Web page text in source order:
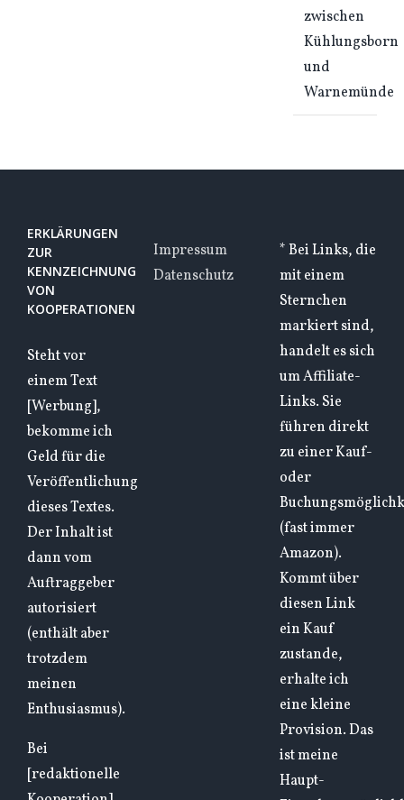
zwischen
Kühlungsborn
und
Warnemünde
ERKLÄRUNGEN
ZUR
KENNZEICHNUNG
VON
KOOPERATIONEN
Steht vor
einem Text
[Werbung],
bekomme ich
Geld für die
Veröffentlichung
dieses Textes.
Der Inhalt ist
dann vom
Auftraggeber
autorisiert
(enthält aber
trotzdem
meinen
Enthusiasmus).
Bei
[redaktionelle
Impressum
Datenschutz
* Bei Links, die
mit einem
Sternchen
markiert sind,
handelt es sich
um Affiliate-
Links. Sie
führen direkt
zu einer Kauf-
oder
(fast immer
Amazon).
Kommt über
diesen Link
ein Kauf
zustande,
erhalte ich
eine kleine
Provision. Das
ist meine
Haupt-